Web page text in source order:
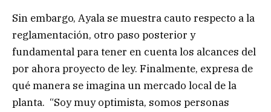
Sin embargo, Ayala se muestra cauto respecto a la
reglamentación, otro paso posterior y
fundamental para tener en cuenta los alcances del
por ahora proyecto de ley. Finalmente, expresa de
qué manera se imagina un mercado local de la
planta. “Soy muy optimista, somos personas